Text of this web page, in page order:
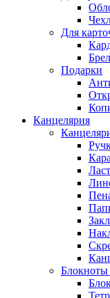
Для
Подарки
Канцелярия
Блокноты